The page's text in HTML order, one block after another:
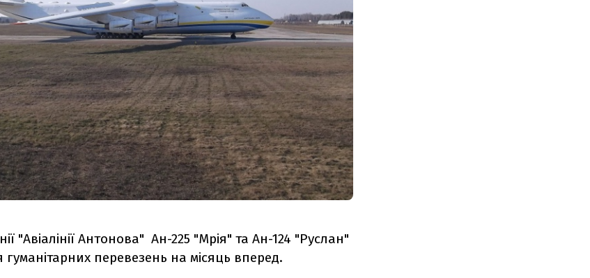
"Авіалінії Антонова" Ан-225 "Мрія" та Ан-124 "Руслан"
гуманітарних перевезень на місяць вперед.